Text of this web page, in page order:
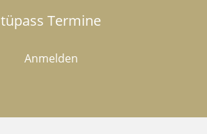
tüpass Termine
Anmelden